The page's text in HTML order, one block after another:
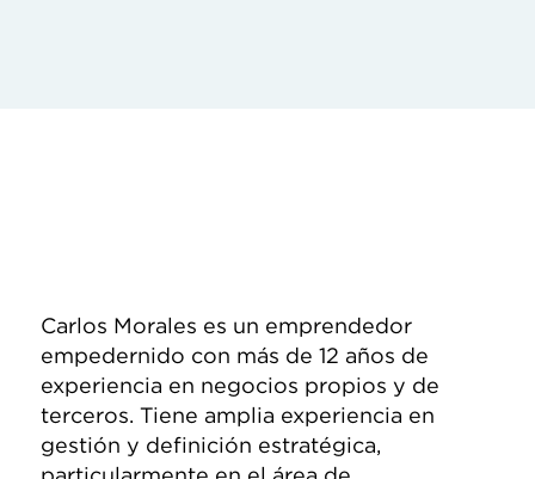
Carlos Morales es un emprendedor
empedernido con más de 12 años de
experiencia en negocios propios y de
terceros. Tiene amplia experiencia en
gestión y definición estratégica,